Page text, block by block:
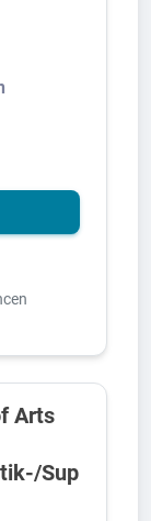
Arts
Sup